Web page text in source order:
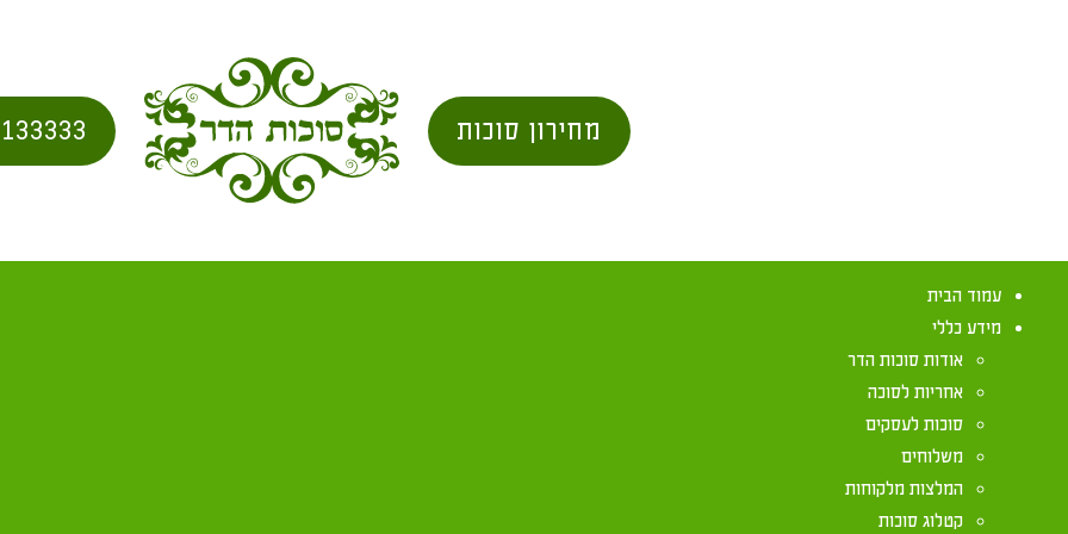
מחירון סוכות
עמוד הבית
מידע כללי
אודות סוכות הדר
אחריות לסוכה
סוכות לעסקים
משלוחים
המלצות מלקוחות
קטלוג סוכותהלכות לחג סוכות